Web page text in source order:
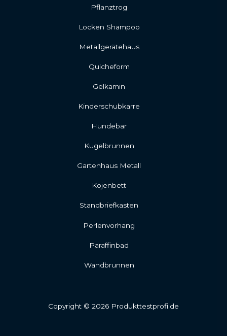
Pflanztrog
Locken Shampoo
Metallgerätehaus
Quicheform
Gelkamin
Kinderschubkarre
Hundebar
Kugelbrunnen
Gartenhaus Metall
Kojenbett
Standbriefkasten
Perlenvorhang
Paraffinbad
Wandbrunnen
Copyright © 2026 Produkttestprofi.de